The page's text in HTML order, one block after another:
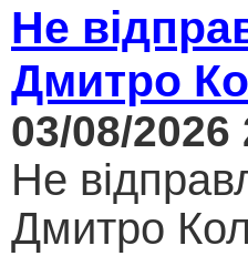
Не
Дмитро
03/08/2026
Не
Дмитро